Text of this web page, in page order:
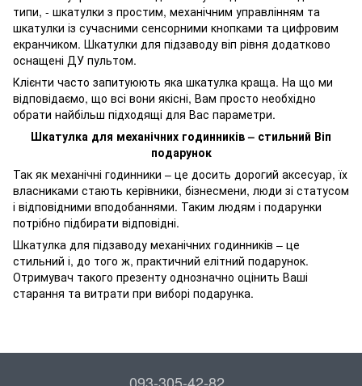
типи, - шкатулки з простим, механічним управлінням та
шкатулки із сучасними сенсорними кнопками та цифровим
екранчиком. Шкатулки для підзаводу віп рівня додатково
оснащені ДУ пультом.
Клієнти часто запитуюють яка шкатулка краща. На що ми
відповідаємо, що всі вони якісні, Вам просто необхідно
обрати найбільш підходящі для Вас параметри.
Шкатулка для механічних годинників – стильний Віп
подарунок
Так як механічні годинники – це досить дорогий аксесуар, їх
власниками стають керівники, бізнесмени, люди зі статусом
і відповідними вподобаннями. Таким людям і подарунки
потрібно підбирати відповідні.
Шкатулка для підзаводу механічних годинників – це
стильний і, до того ж, практичний елітний подарунок.
Отримувач такого презенту однозначно оцінить Ваші
старання та витрати при виборі подарунка.